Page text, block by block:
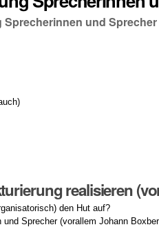
Sprecherinnen und
realisieren
den Hut auf?
und Sprecher (vorallem Johann